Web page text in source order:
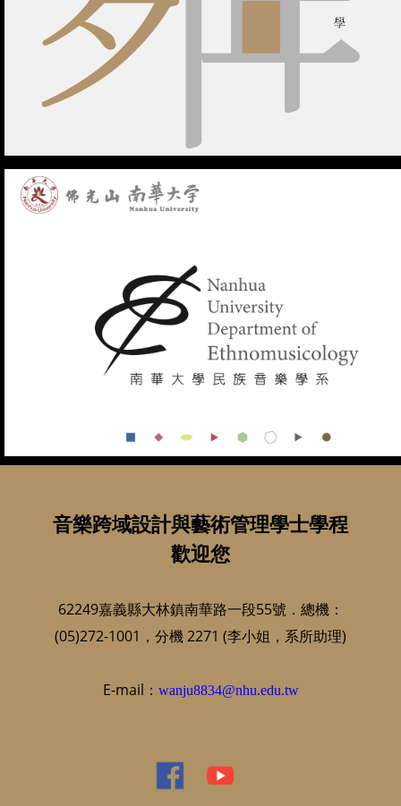
音樂跨域設計與藝術管理學士學程
歡迎您
62249嘉義縣大林鎮南華路一段55號．總機：
(05)272-1001，分機 2271 (李小姐，系所助理)
E-mail： wanju8834@nhu.edu.tw